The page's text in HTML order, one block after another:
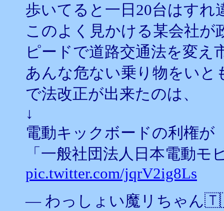
歩いてると一日20台はすれ
このよく見かける某会社
ピードで道路交通法を変え
あんな危ない乗り物をいと
で法改正が出来たのは、
↓
電動キックボードの利権が
「一般社団法人日本電動
pic.twitter.com/jqrV2ig8Ls
— わっしょい魔リちゃん